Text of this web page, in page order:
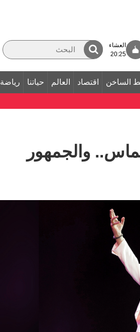
العشاء
20:25
الساخن اقتصاد العالم حياتنا رياضة
والجمهور